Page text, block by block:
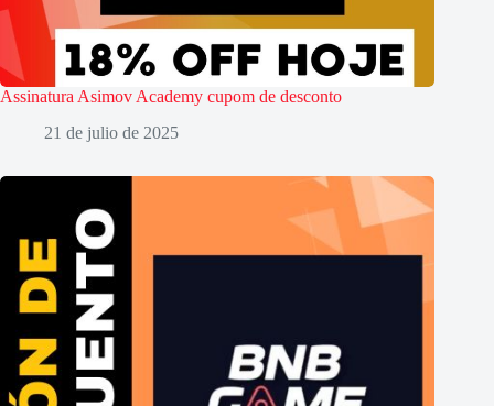
Assinatura Asimov Academy cupom de desconto
21 de julio de 2025